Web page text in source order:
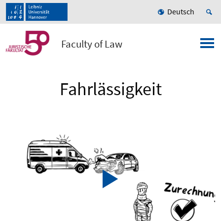
Deutsch
Faculty of Law
Fahrlässigkeit